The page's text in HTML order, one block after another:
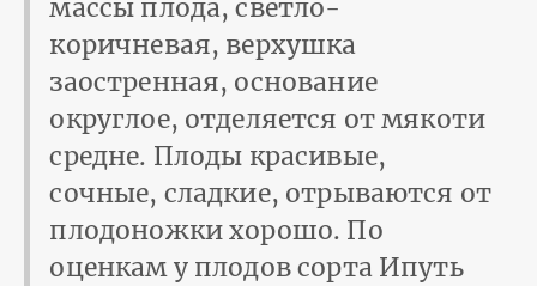
массы пло­да, светло-
коричневая, верхушка
заостренная, основание
округлое, отделяется от мякоти
средне. Плоды красивые,
сочные, сладкие, отрываются от
плодоножки хорошо. По
оценкам у плодов сорта Ипуть